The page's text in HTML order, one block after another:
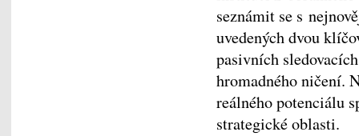
seznámit se s
uvedených dvou
pasivních
hromadného ničení.
reálného potenciálu
strategické oblasti.